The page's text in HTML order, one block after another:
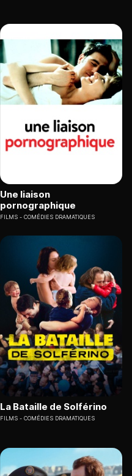
Une liaison
pornographique
FILMS COMÉDIES DRAMATIQUES
La Bataille de Solférino
FILMS COMÉDIES DRAMATIQUES